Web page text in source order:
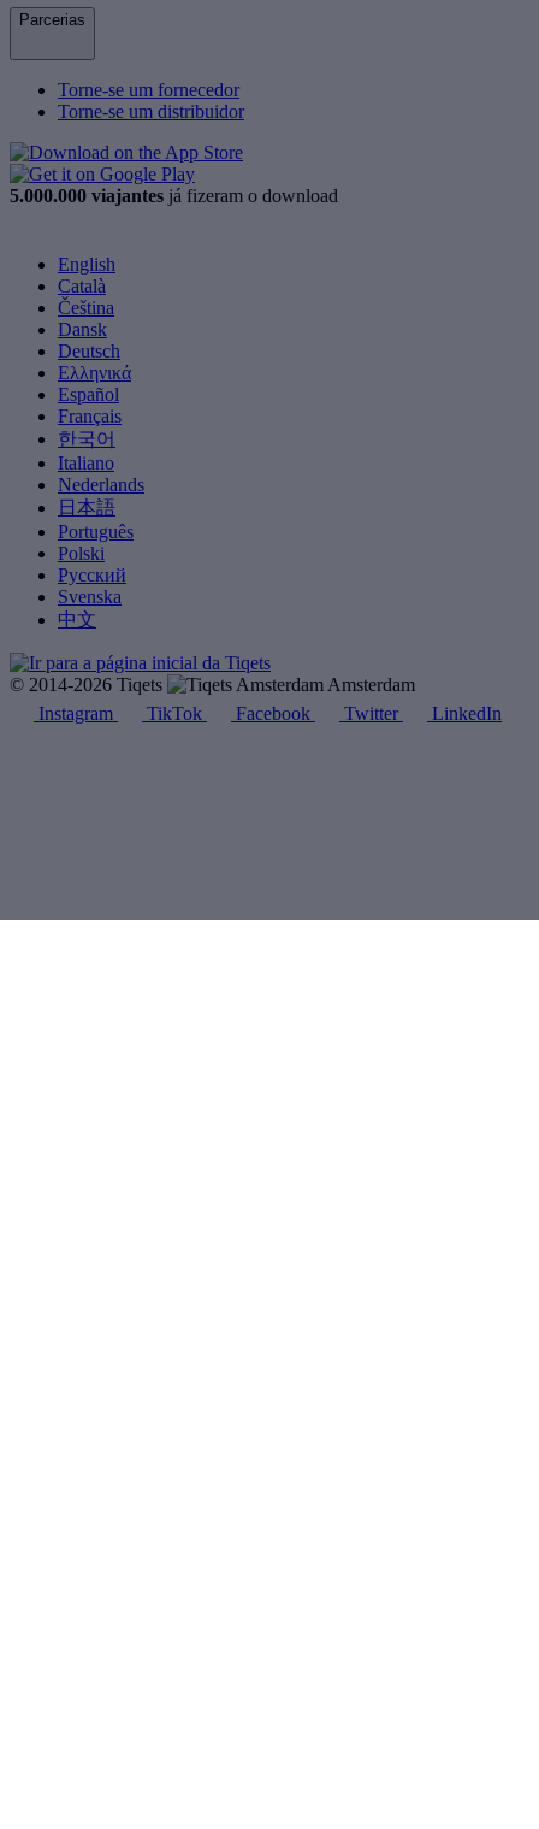
Parcerias
Torne-se um fornecedor
Torne-se um distribuidor
5.000.000 viajantes já fizeram o download
English
Català
Čeština
Dansk
Deutsch
Ελληνικά
Español
Français
한국어
Italiano
Nederlands
日本語
Português
Polski
Русский
Svenska
中文
© 2014-2026 Tiqets
Amsterdam
Instagram
TikTok Facebook Twitter LinkedIn